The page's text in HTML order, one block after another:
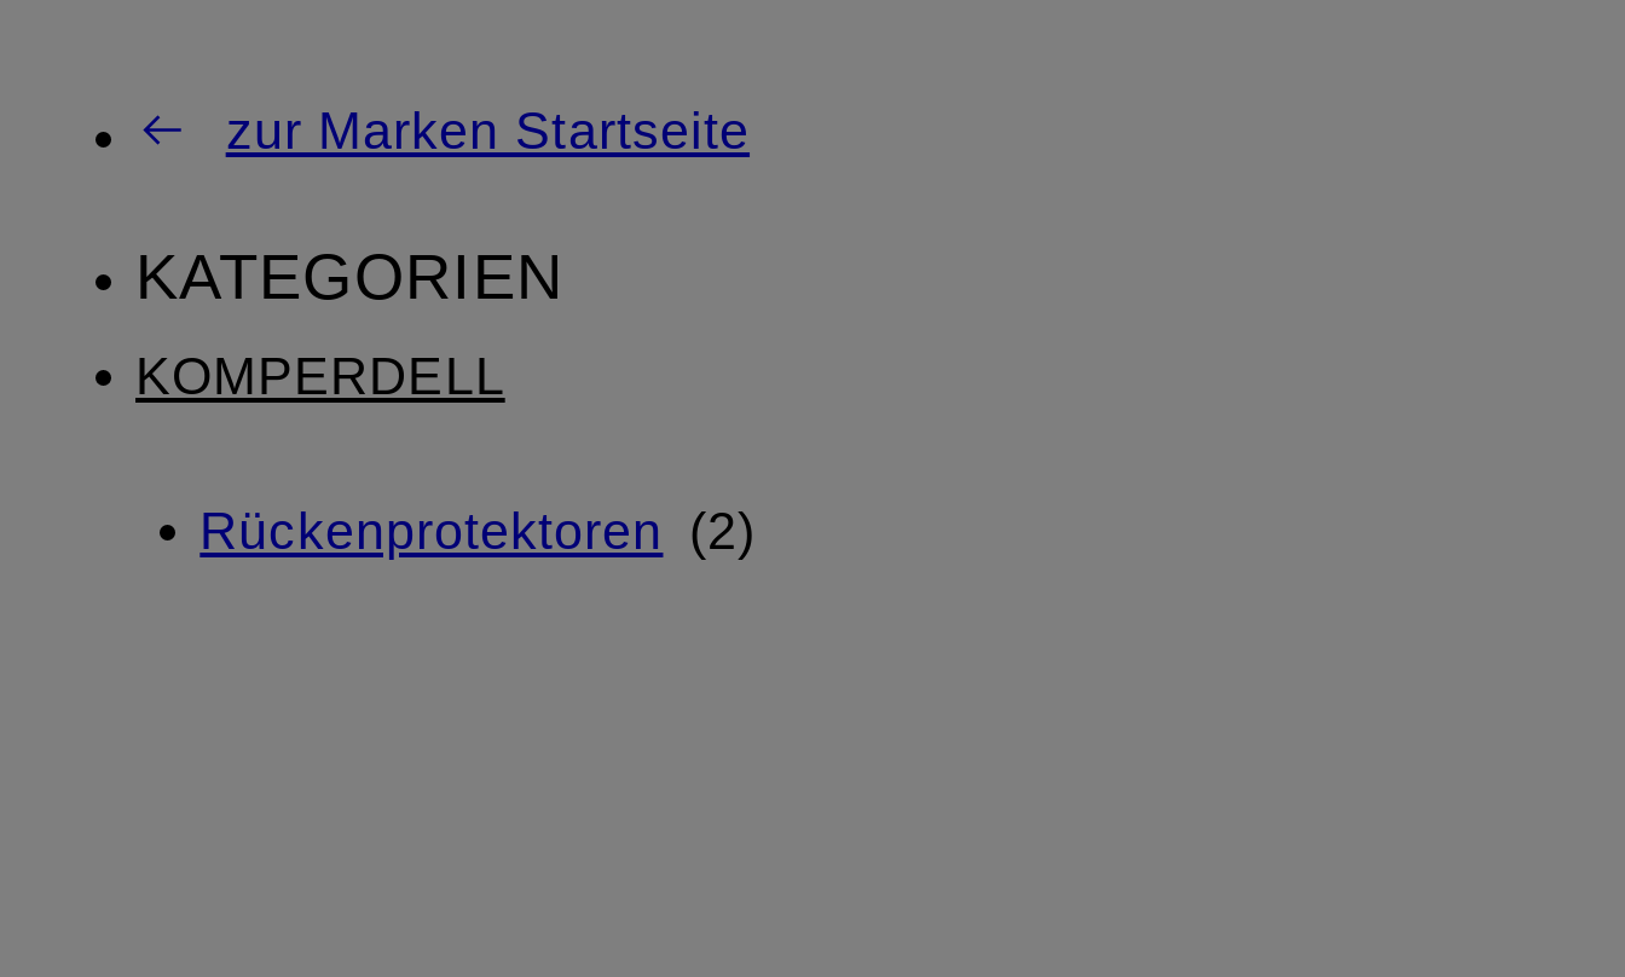
zur Marken Startseite
KATEGORIEN
KOMPERDELL
Rückenprotektoren 2